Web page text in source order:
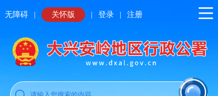
无障碍 | 关怀版 | 登录 | 注册